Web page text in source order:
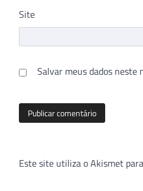
Site
Salvar meus dados neste
Este site utiliza o Akismet